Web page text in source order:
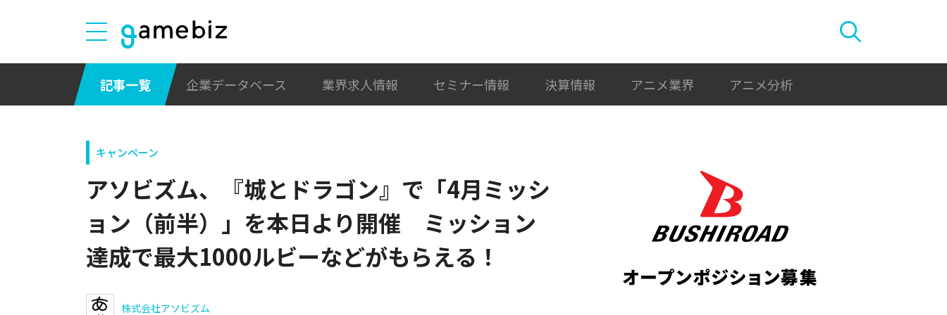
記事一覧 企業データベース 業界求人情報 セミナー情報 決算情報 アニメ業界 アニメ分析
キャンペーン
アソビズム、『城とドラゴン』で「4月ミッシ
ョン（前半）」を本日より開催 ミッション
達成で最大1000ルビーなどがもらえる！
株式会社アソビズム